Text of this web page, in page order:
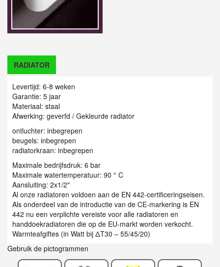
RADIATOR
Levertijd: 6-8 weken
Garantie: 5 jaar
Materiaal: staal
Afwerking: geverfd / Gekleurde radiator
ontluchter: inbegrepen
beugels: inbegrepen
radiatorkraan: inbegrepen
Maximale bedrijfsdruk: 6 bar
Maximale watertemperatuur: 90 ° C
Aansluiting: 2x1/2"
Al onze radiatoren voldoen aan de EN 442-certificeringseisen.
Als onderdeel van de introductie van de CE-markering is EN
442 nu een verplichte vereiste voor alle radiatoren en
handdoekradiatoren die op de EU-markt worden verkocht.
Warmteafgiftes (in Watt bij ΔT30 – 55/45/20)
Gebruik de pictogrammen